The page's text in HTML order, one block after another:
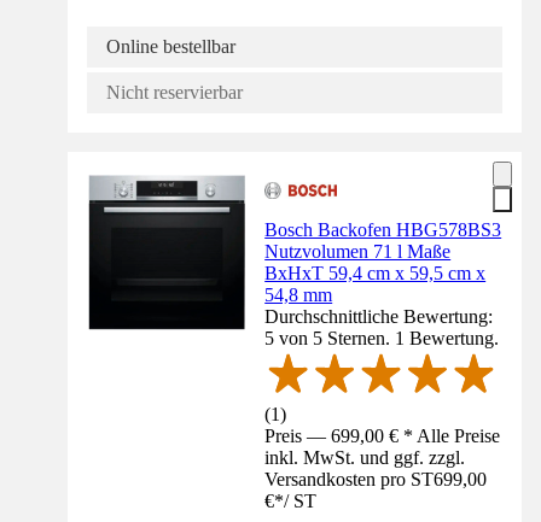
Online bestellbar
Nicht reservierbar
Bosch Backofen HBG578BS3
Nutzvolumen 71 l Maße
BxHxT 59,4 cm x 59,5 cm x
54,8 mm
Durchschnittliche Bewertung:
5 von 5 Sternen. 1 Bewertung.
(1)
Preis — 699,00 € * Alle Preise
inkl. MwSt. und ggf. zzgl.
Versandkosten pro ST699,00
€*/ ST